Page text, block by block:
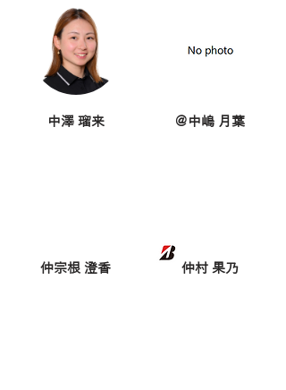
中澤 瑠来
仲宗根 澄香
＠中嶋 月葉
仲村 果乃